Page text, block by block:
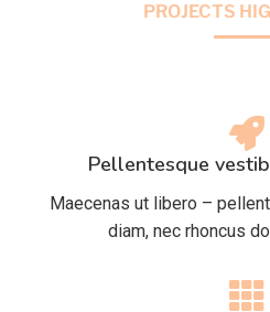
PROJECTS
Pellentesque
Maecenas ut libero –
diam, nec rhoncus